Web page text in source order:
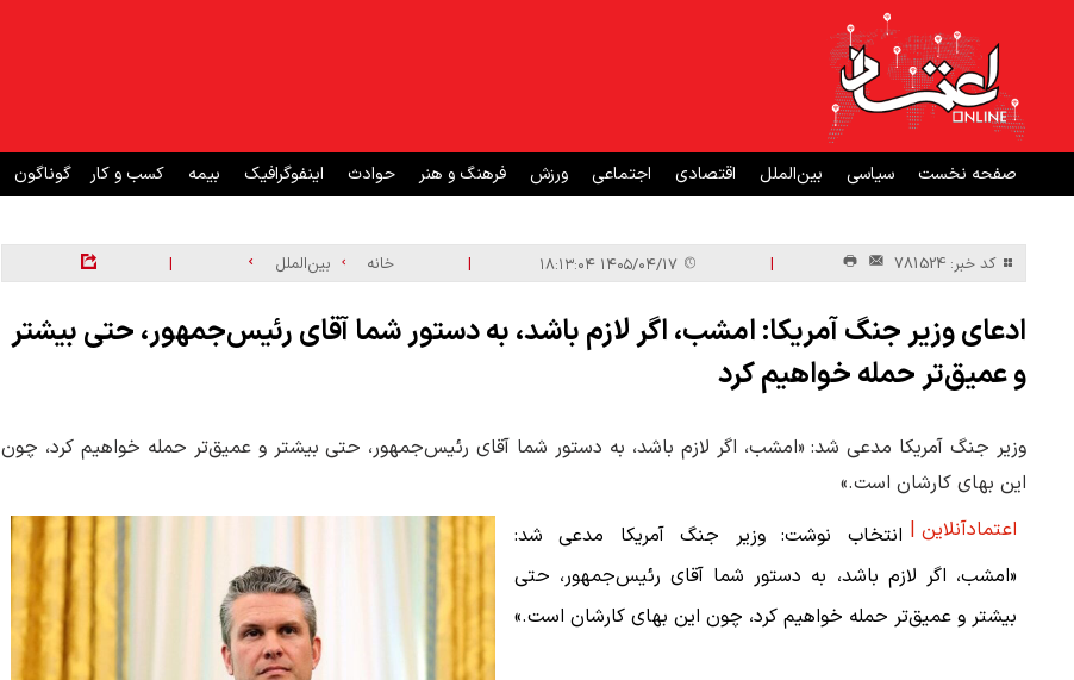
صفحه نخست سیاسی بین‌الملل اقتصادی اجتماعی ورزش فرهنگ و هنر حوادث اینفوگرافیک بیمه کسب و کار گوناگون
کد خبر: 781524 |
| خانه بین‌الملل |
ادعای وزیر جنگ آمریکا: امشب، اگر لازم باشد، به دستور شما آقای رئیس‌جمهور، حتی بیشتر
و عمیق‌تر حمله خواهیم کرد
وزیر جنگ آمریکا مدعی شد: «امشب، اگر لازم باشد، به دستور شما آقای رئیس‌جمهور، حتی بیشتر و عمیق‌تر حمله خواهیم کرد، چون
این بهای کارشان است.»
اعتمادآنلاین | انتخاب نوشت: وزیر جنگ آمریکا مدعی شد:
«امشب، اگر لازم باشد، به دستور شما آقای رئیس‌جمهور، حتی
بیشتر و عمیق‌تر حمله خواهیم کرد، چون این بهای کارشان است.»